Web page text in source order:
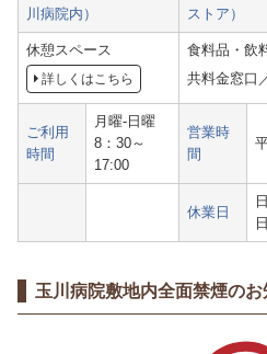
川病院内）
ストア）
休憩スペース
詳しくはこちら
食料品・飲
共料金窓口
ご利用
時間
月曜-日曜
8：30～
17:00
営業時
間
休業日
玉川病院敷地内全面禁煙のお